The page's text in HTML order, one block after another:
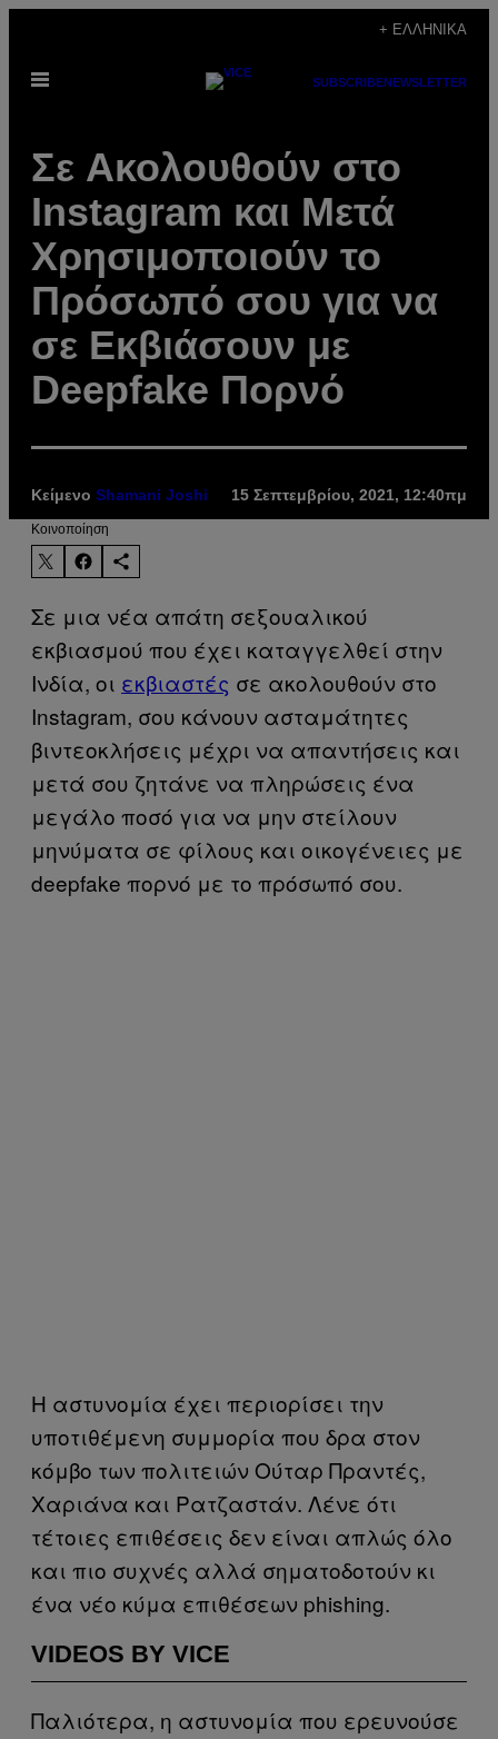
περιεχόμενο
+ ΕΛΛΗΝΙΚΆ
Ανοίξτε
SUBSCRIBENEWSLETTER
Σε Aκολουθούν στο
Instagram και Μετά
Χρησιμοποιούν το
Πρόσωπό σου για να
σε Εκβιάσουν με
Deepfake Πορνό
Κείμενο Shamani Joshi 15 Σεπτεμβρίου, 2021, 12:40πμ
Kοινοποίηση
Σε μια νέα απάτη σεξουαλικού
εκβιασμού που έχει καταγγελθεί στην
Ινδία, οι εκβιαστές σε ακολουθούν στο
Instagram, σου κάνουν ασταμάτητες
βιντεοκλήσεις μέχρι να απαντήσεις και
μετά σου ζητάνε να πληρώσεις ένα
μεγάλο ποσό για να μην στείλουν
μηνύματα σε φίλους και οικογένειες με
deepfake πορνό με το πρόσωπό σου.
Η αστυνομία έχει περιορίσει την
υποτιθέμενη συμμορία που δρα στον
κόμβο των πολιτειών Ούταρ Πραντές,
Χαριάνα και Ρατζαστάν. Λένε ότι
τέτοιες επιθέσεις δεν είναι απλώς όλο
και πιο συχνές αλλά σηματοδοτούν κι
ένα νέο κύμα επιθέσεων phishing.
VIDEOS BY VICE
Παλιότερα, η αστυνομία που ερευνούσε